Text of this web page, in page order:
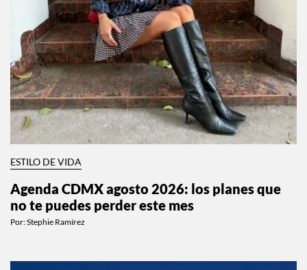
ESTILO DE VIDA
Agenda CDMX agosto 2026: los planes que
no te puedes perder este mes
Por:Stephie Ramírez